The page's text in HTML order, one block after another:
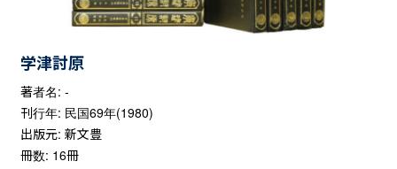
学津討原
著者名: -
刊行年: 民国69年(1980)
出版元: 新文豊
冊数: 16冊